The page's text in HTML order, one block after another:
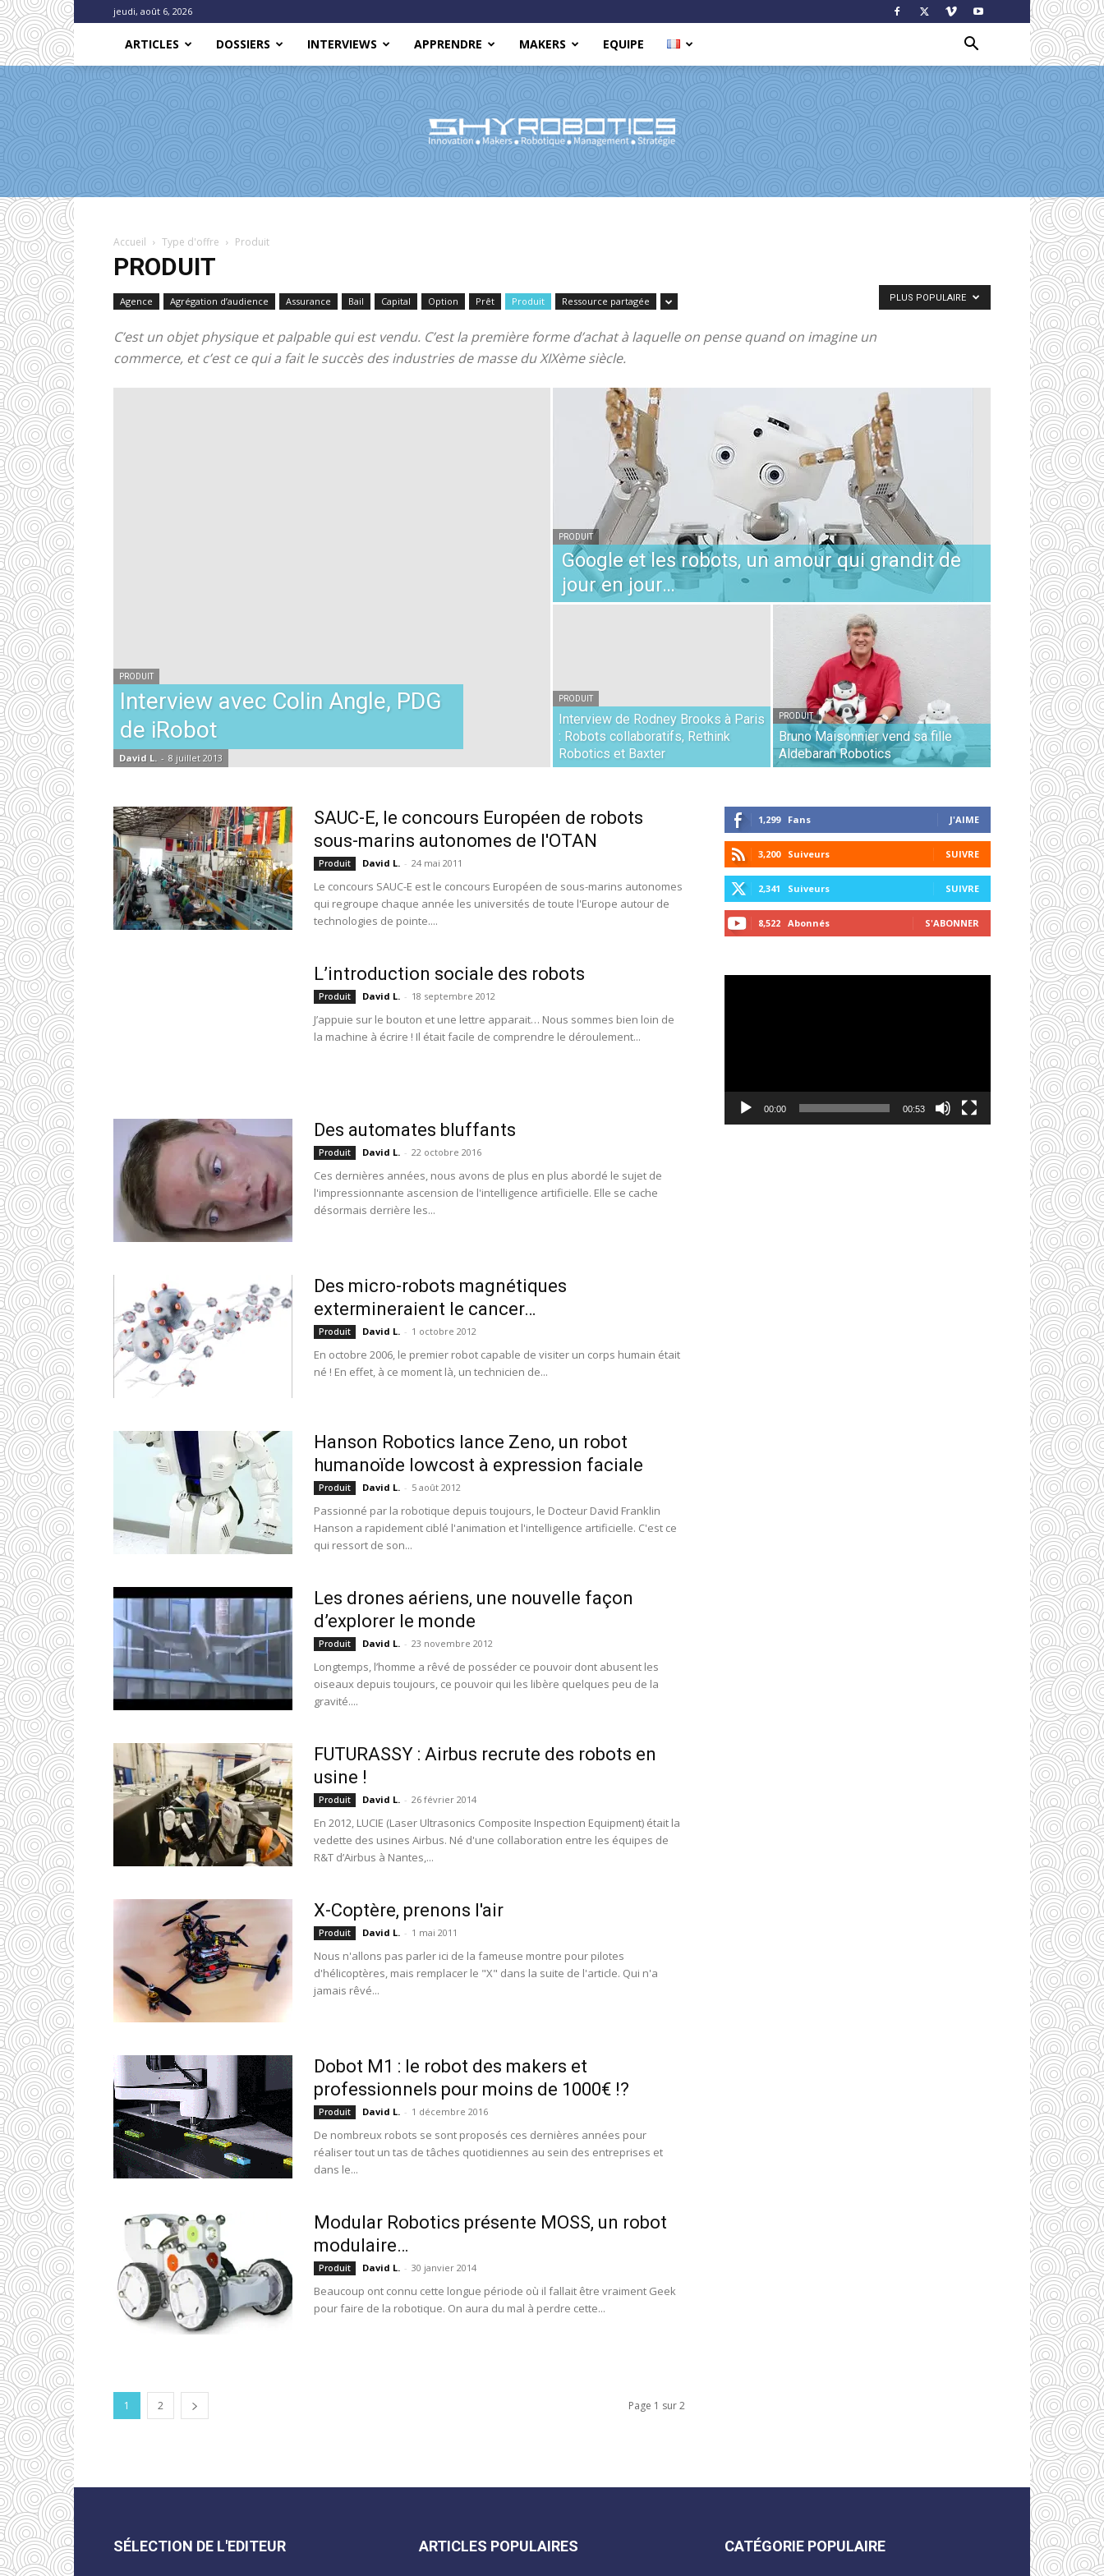
jeudi, août 6, 2026
ARTICLES DOSSIERS INTERVIEWS APPRENDRE MAKERS EQUIPE
Robotics
Accueil Type d'offre Produit
PRODUIT
Agence Agrégation d’audience Assurance Bail Capital Option Prêt Produit Ressource partagée
C’est un objet physique et palpable qui est vendu. C’est la première forme d’achat à laquelle on pense quand on imagine un
commerce, et c’est ce qui a fait le succès des industries de masse du XIXème siècle.
PLUS POPULAIRE
PRODUIT
Interview avec Colin Angle, PDG
de iRobot
David L. - 8 juillet 2013
PRODUIT
Google et les robots, un amour qui grandit de
jour en jour…
PRODUIT
Interview de Rodney Brooks à Paris
: Robots collaboratifs, Rethink
Robotics et Baxter
PRODUIT
Bruno Maisonnier vend sa fille
Aldebaran Robotics
SAUC-E, le concours Européen de robots
sous-marins autonomes de l'OTAN
Produit David L. - 24 mai 2011
Le concours SAUC-E est le concours Européen de sous-marins autonomes
qui regroupe chaque année les universités de toute l'Europe autour de
technologies de pointe....
L’introduction sociale des robots
Produit David L. - 18 septembre 2012
J’appuie sur le bouton et une lettre apparait… Nous sommes bien loin de
la machine à écrire ! Il était facile de comprendre le déroulement...
Des automates bluffants
Produit David L. - 22 octobre 2016
Ces dernières années, nous avons de plus en plus abordé le sujet de
l'impressionnante ascension de l'intelligence artificielle. Elle se cache
désormais derrière les...
Des micro-robots magnétiques
extermineraient le cancer…
Produit David L. - 1 octobre 2012
En octobre 2006, le premier robot capable de visiter un corps humain était
né ! En effet, à ce moment là, un technicien de...
Hanson Robotics lance Zeno, un robot
humanoïde lowcost à expression faciale
Produit David L. - 5 août 2012
Passionné par la robotique depuis toujours, le Docteur David Franklin
Hanson a rapidement ciblé l'animation et l'intelligence artificielle. C'est ce
qui ressort de son...
Les drones aériens, une nouvelle façon
d’explorer le monde
Produit David L. - 23 novembre 2012
Longtemps, l’homme a rêvé de posséder ce pouvoir dont abusent les
oiseaux depuis toujours, ce pouvoir qui les libère quelques peu de la
gravité....
FUTURASSY : Airbus recrute des robots en
usine !
Produit David L. - 26 février 2014
En 2012, LUCIE (Laser Ultrasonics Composite Inspection Equipment) était la
vedette des usines Airbus. Né d'une collaboration entre les équipes de
R&T d’Airbus à Nantes,...
X-Coptère, prenons l'air
Produit David L. - 1 mai 2011
Nous n'allons pas parler ici de la fameuse montre pour pilotes
d'hélicoptères, mais remplacer le "X" dans la suite de l'article. Qui n'a
jamais rêvé...
Dobot M1 : le robot des makers et
professionnels pour moins de 1000€ !?
Produit David L. - 1 décembre 2016
De nombreux robots se sont proposés ces dernières années pour
réaliser tout un tas de tâches quotidiennes au sein des entreprises et
dans le...
Modular Robotics présente MOSS, un robot
modulaire…
Produit David L. - 30 janvier 2014
Beaucoup ont connu cette longue période où il fallait être vraiment Geek
pour faire de la robotique. On aura du mal à perdre cette...
1 2 Page 1 sur 2
1,299 Fans J'AIME
3,200 Suiveurs SUIVRE
2,341 Suiveurs SUIVRE
8,522 Abonnés S'ABONNER
00:00 00:53
SÉLECTION DE L'EDITEUR ARTICLES POPULAIRES CATÉGORIE POPULAIRE